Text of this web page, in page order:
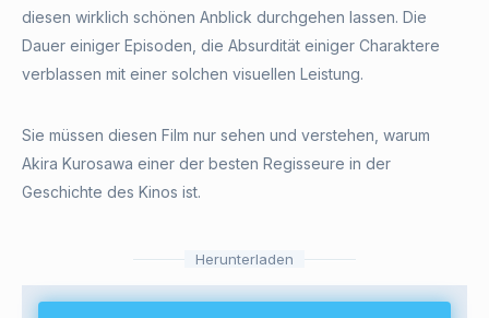
diesen wirklich schönen Anblick durchgehen lassen. Die
Dauer einiger Episoden, die Absurdität einiger Charaktere
verblassen mit einer solchen visuellen Leistung.
Sie müssen diesen Film nur sehen und verstehen, warum
Akira Kurosawa einer der besten Regisseure in der
Geschichte des Kinos ist.
Herunterladen